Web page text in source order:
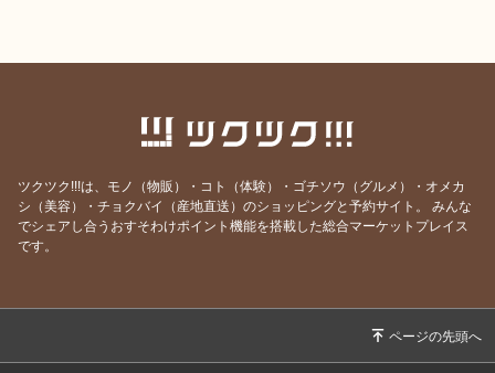
ツクツク!!!は、モノ（物販）・コト（体験）・ゴチソウ（グルメ）・オメカ
シ（美容）・チョクバイ（産地直送）のショッピングと予約サイト。
みんな
でシェアし合うおすそわけポイント機能を搭載した総合マーケットプレイス
です。